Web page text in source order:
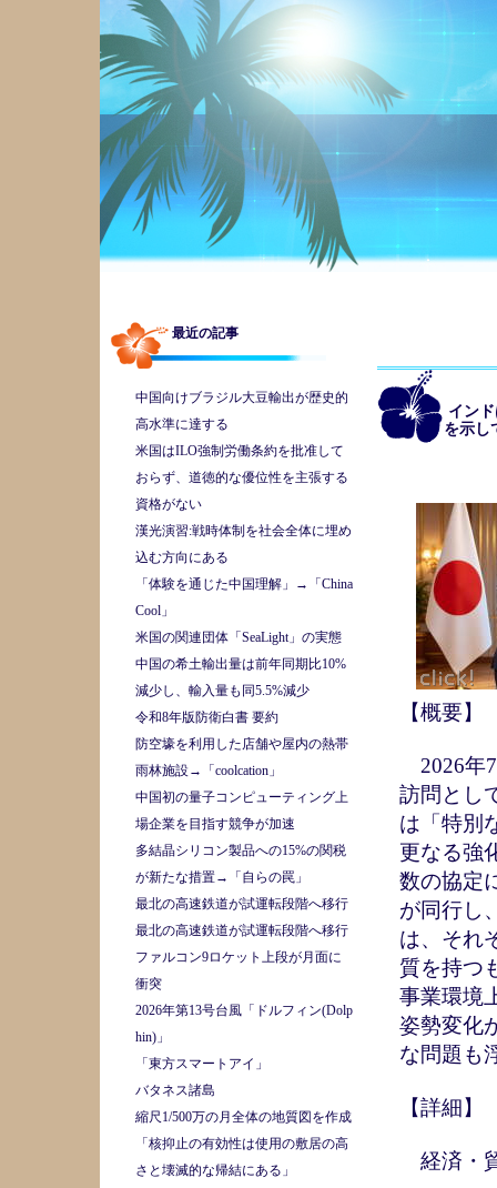
最近の記事
中国向けブラジル大豆輸出が歴史的
高水準に達する
米国はILO強制労働条約を批准して
おらず、道徳的な優位性を主張する
資格がない
漢光演習:戦時体制を社会全体に埋め
込む方向にある
「体験を通じた中国理解」→「China
Cool」
米国の関連団体「SeaLight」の実態
中国の希土輸出量は前年同期比10%
減少し、輸入量も同5.5%減少
令和8年版防衛白書 要約
防空壕を利用した店舗や屋内の熱帯
雨林施設→「coolcation」
中国初の量子コンピューティング上
場企業を目指す競争が加速
多結晶シリコン製品への15%の関税
が新たな措置→「自らの罠」
最北の高速鉄道が試運転段階へ移行
最北の高速鉄道が試運転段階へ移行
ファルコン9ロケット上段が月面に
衝突
2026年第13号台風「ドルフィン(Dolp
hin)」
「東方スマートアイ」
バタネス諸島
縮尺1/500万の月全体の地質図を作成
「核抑止の有効性は使用の敷居の高
さと壊滅的な帰結にある」
イン
を示し
【概要】
2026年
訪問とし
は「特別
更なる強
数の協定
が同行し
は、それ
質を持つ
事業環境
姿勢変化
な問題も
【詳細
経済・